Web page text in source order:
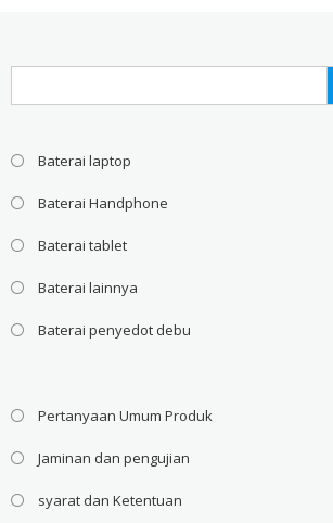
Baterai laptop
Baterai Handphone
Baterai tablet
Baterai lainnya
Baterai penyedot debu
Pertanyaan Umum Produk
Jaminan dan pengujian
syarat dan Ketentuan